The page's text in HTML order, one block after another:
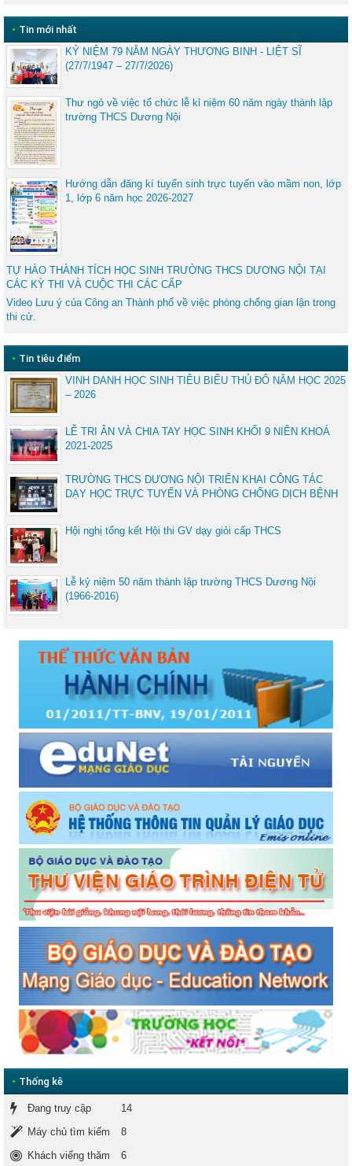
• Tin mới nhất
KỶ NIỆM 79 NĂM NGÀY THƯƠNG BINH - LIỆT SĨ
(27/7/1947 – 27/7/2026)
Thư ngỏ về việc tổ chức lễ kỉ niệm 60 năm ngày thành lập
trường THCS Dương Nội
Hướng dẫn đăng kí tuyển sinh trực tuyến vào mầm non, lớp
1, lớp 6 năm học 2026-2027
TỰ HÀO THÀNH TÍCH HỌC SINH TRƯỜNG THCS DƯƠNG NỘI TẠI
CÁC KỲ THI VÀ CUỘC THI CÁC CẤP
Video Lưu ý của Công an Thành phố về việc phòng chống gian lận trong
thi cử.
• Tin tiêu điểm
VINH DANH HỌC SINH TIÊU BIỂU THỦ ĐÔ NĂM HỌC 2025
– 2026
LỄ TRI ÂN VÀ CHIA TAY HỌC SINH KHỐI 9 NIÊN KHOÁ
2021-2025
TRƯỜNG THCS DƯƠNG NỘI TRIỂN KHAI CÔNG TÁC
DẠY HỌC TRỰC TUYẾN VÀ PHÒNG CHỐNG DỊCH BỆNH
Hội nghị tổng kết Hội thi GV dạy giỏi cấp THCS
Lễ kỷ niệm 50 năm thành lập trường THCS Dương Nội
(1966-2016)
• Thống kê
Đang truy cập
14
Máy chủ tìm kiếm
8
Khách viếng thăm
6